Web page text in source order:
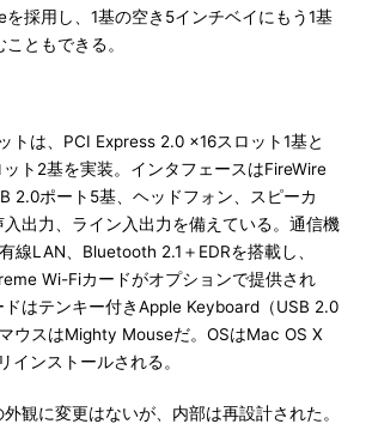
採用し、1基の空き5インチベイにもう1基
ともできる。
トは、PCI Express 2.0 x16スロット1基と
ト2基を実装。インタフェースはFireWire
2.0ポート5基、ヘッドフォン、スピーカ
出力、ライン入出力を備えている。通信機
線LAN、Bluetooth 2.1＋EDRを搭載し、
Wi-Fiカードがオプションで提供され
はテンキー付きApple Keyboard（USB 2.0
ウスはMighty Mouseだ。OSはMac OS X
インストールされる。
観に変更はないが、内部は再設計された。